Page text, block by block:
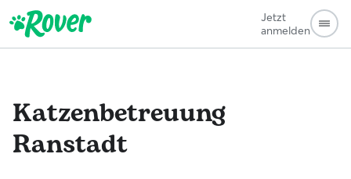
Jetzt
anmelden
Katzenbetreuung
Ranstadt